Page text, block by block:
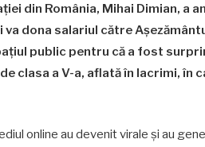
din România, Mihai Dimian, a
dona salariul către
public pentru că a fost
clasa a V-a, aflată în lacrimi, în
online au devenit virale și au